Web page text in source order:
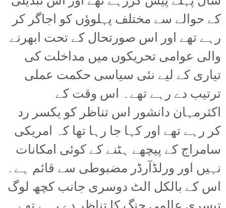
کے حوالے سے مختلف پہلوؤں کو اجاگر کر
رہے تھے اور اس صورتحال کے تحت ابھرنے
والی عوامی تحریکوں میں مداخلت کی
تیاری کے لیے نئی سیاسی حکمت عملی
ترتیب دے رہے تھے۔ اس وقت کے
اکثرمہان دانشور اس تناظر کو یکسر رد
کر رہے تھے اور کہا جا رہا تھا کہ امریکی
سامراج کے پیچھے ہٹنے کے کوئی امکانات
نہیں اور ورلڈآرڈر مضبوطی سے قائم ہے۔
اس کے بالکل الٹ دوسری جانب کچھ لوگ